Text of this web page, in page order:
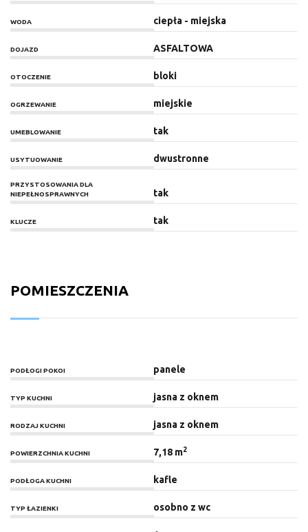
WODA ciepła - miejska
DOJAZD ASFALTOWA
OTOCZENIE bloki
OGRZEWANIE miejskie
UMEBLOWANIE tak
USYTUOWANIE dwustronne
PRZYSTOSOWANIA DLA
NIEPEŁNOSPRAWNYCH
tak
KLUCZE tak
POMIESZCZENIA
PODŁOGI POKOI panele
TYP KUCHNI jasna z oknem
RODZAJ KUCHNI jasna z oknem
POWIERZCHNIA KUCHNI 7,18 m2
PODŁOGA KUCHNI kafle
TYP ŁAZIENKI osobno z wc